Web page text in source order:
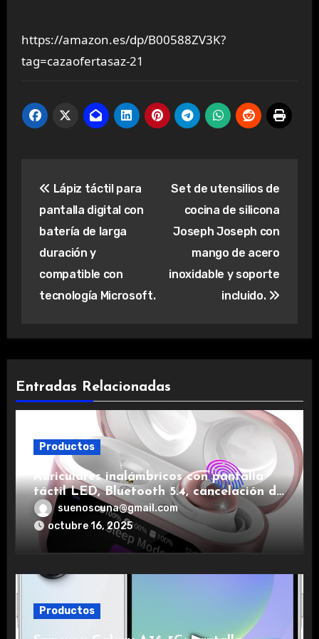
https://amazon.es/dp/B00588ZV3K?
tag=cazaofertasaz-21
de
entradas
Lápiz táctil para
pantalla digital con
batería de larga
duración y
compatible con
tecnología Microsoft.
Set de utensilios de
cocina de silicona
Joseph Joseph con
mango de acero
inoxidable y soporte
incluido.
Entradas Relacionadas
Productos
Auriculares inalámbricos con pantalla
táctil LED, Bluetooth 5.4, cancelación de
ruido, impermeables y de larga duración.
suenoscuna@gmail.com
octubre 16, 2025
Productos